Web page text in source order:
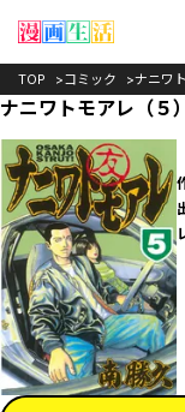
TOP コミック ナニワ
ナニワトモアレ（５）